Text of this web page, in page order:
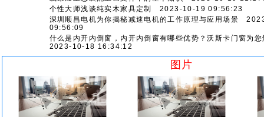
个性大师浅谈纯实木家具定制
2023-10-19 09:56:23
深圳顺昌电机为你揭秘减速电机的工作原理与应用场景
09:56:09
什么是内开内倒窗，内开内倒窗有哪些优势？沃斯卡门窗为
2023-10-18 16:34:12
图片